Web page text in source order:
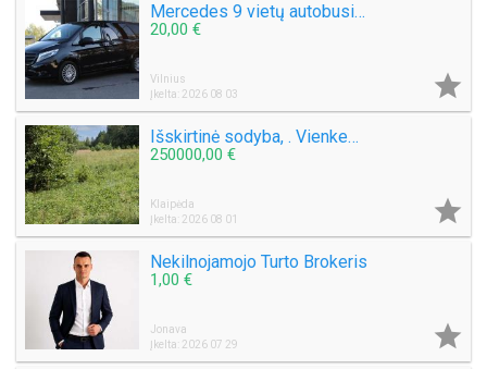
Mercedes 9 vietų autobusiuko nuoma su vairuotoju, pigiai, greitai, saugiai. Mikroautobuso Mercedes Benz Vito nuoma 8 sėdimos vietos be vairuotojo, bet kuriuo paros metu, paėmimas, nuvežimas kur tik Jums reikia Vilniuje ar visoje Lietuvoje ar užsienyje, ko
20,00 €
Vilnius
Įkelta: 2026 08 03

Išskirtinė sodyba, . Vienkemis. Apsodinta ąžuolais, beržais, spygliuočiais.
250000,00 €
Klaipėda
Įkelta: 2026 08 01

Nekilnojamojo Turto Brokeris
1,00 €
Jonava
Įkelta: 2026 07 29
